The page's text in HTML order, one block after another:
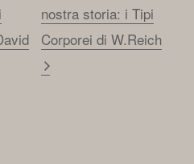
nostra storia: i Tipi
Corporei di W.Reich